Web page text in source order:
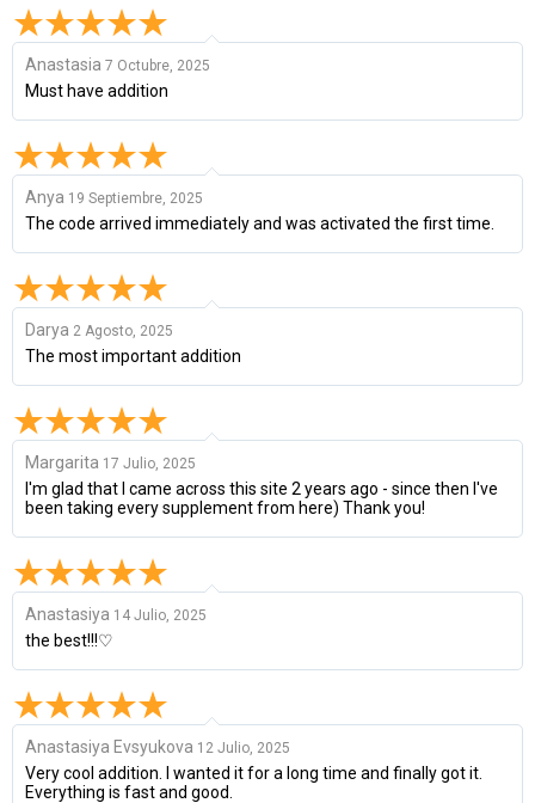
Anastasia 7 Octubre, 2025
Must have addition
Anya 19 Septiembre, 2025
The code arrived immediately and was activated the first time.
Darya 2 Agosto, 2025
The most important addition
Margarita 17 Julio, 2025
I'm glad that I came across this site 2 years ago - since then I've
been taking every supplement from here) Thank you!
Anastasiya 14 Julio, 2025
the best!!!♡
Anastasiya Evsyukova 12 Julio, 2025
Very cool addition. I wanted it for a long time and finally got it.
Everything is fast and good.